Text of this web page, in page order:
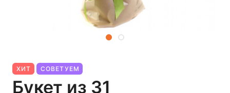
ХИТ СОВЕТУЕМ
Букет из 31